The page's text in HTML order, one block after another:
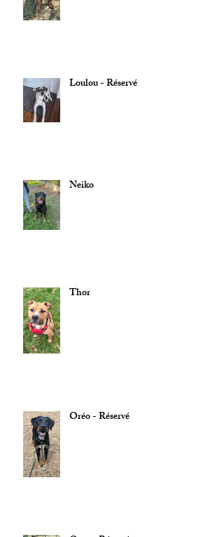
Loulou - Réservé
Neiko
Thor
Oréo - Réservé